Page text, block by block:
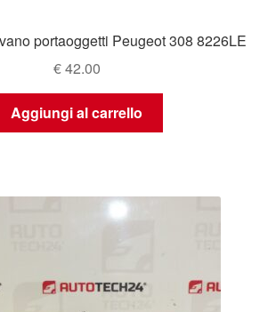
portaoggetti Peugeot 308 8226LE
€42.00
Aggiungi al carrello